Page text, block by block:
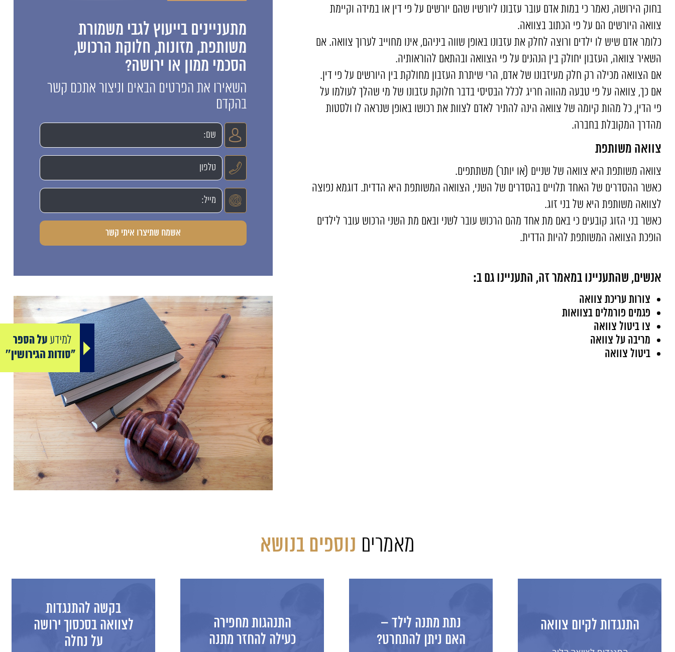
בחוק הירושה, נאמר כי במות אדם עובר עזבונו ליורשיו שהם יורשים על פי דין או במידה וקיימת
צוואה היורשים הם על פי הכתוב בצוואה.
כלומר אדם שיש לו ילדים ורוצה לחלק את עזבונו באופן שווה ביניהם, אינו מחוייב לערוך צוואה. אם
השאיר צוואה, העזבון יחולק בין הנהנים על פי הצוואה ובהתאם להוראותיה.
אם הצוואה מכילה רק חלק מעיזבונו של אדם, הרי שיתרת העזבון מחולקת בין היורשים על פי דין.
אם כך, צוואה על פי טבעה מהווה חריג לכלל הבסיסי בדבר חלוקת עזבונו של מי שהלך לעולמו על
פי הדין, כל מהות קיומה של צוואה הינה להתיר לאדם לצוות את רכושו באופן שנראה לו ולסטות
מהדרך המקובלת בחברה.
צוואה משותפת
צוואה משותפת היא צוואה של שניים (או יותר) משתתפים.
כאשר ההסדרים של האחד תלויים בהסדרים של השני, הצוואה המשותפת היא הדדית. דוגמא נפוצה
לצוואה משותפת היא של בני זוג.
כאשר בני הזוג קובעים כי באם מת אחד מהם הרכוש עובר לשני ובאם מת השני הרכוש עובר לילדים
הופכת הצוואה המשותפת להיות הדדית.
אנשים, שהתעניינו במאמר זה, התעניינו גם ב:
צורות עריכת צוואה
פגמים פורמלים בצוואות
צו ביטול צוואה
מריבה על צוואה
ביטול צוואה
מתעניינים בייעוץ לגבי משמורת
משותפת, מזונות, חלוקת הרכוש,
הסכמי ממון או ירושה?
השאירו את הפרטים הבאים וניצור אתכם קשר
בהקדם
מאמרים נוספים בנושא
לקיום צוואה
נתת מתנה לילד –
האם ניתן להתחרט?
התנהגות מחפירה
כעילה להחזר מתנה
בקשה להתנגדות
לצוואה בסכסוך ירושה